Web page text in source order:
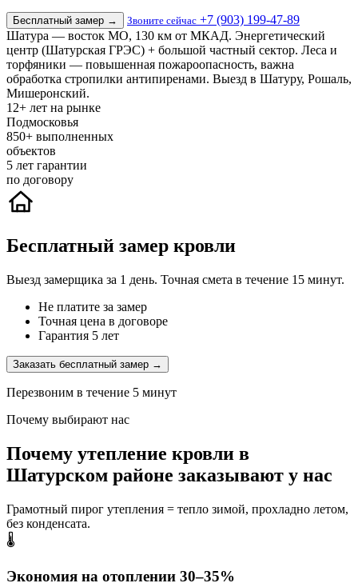
Бесплатный замер → Звоните сейчас +7 (903) 199-47-89
Шатура — восток МО, 130 км от МКАД. Энергетический
центр (Шатурская ГРЭС) + большой частный сектор. Леса и
торфяники — повышенная пожароопасность, важна
обработка стропилки антипиренами. Выезд в Шатуру, Рошаль,
Мишеронский.
12+ лет на рынке
Подмосковья
850+ выполненных
объектов
5 лет гарантии
по договору
Бесплатный замер кровли
Выезд замерщика за 1 день. Точная смета в течение 15 минут.
Не платите за замер
Точная цена в договоре
Гарантия 5 лет
Заказать бесплатный замер →
Перезвоним в течение 5 минут
Почему выбирают нас
Почему утепление кровли в
Шатурском районе заказывают у нас
Грамотный пирог утепления = тепло зимой, прохладно летом,
без конденсата.
🌡️
Экономия на отоплении 30–35%